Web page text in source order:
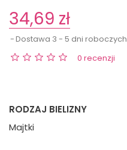
34,69 zł
Dostawa 3 - 5 dni roboczych
0 recenzji
RODZAJ BIELIZNY
Majtki